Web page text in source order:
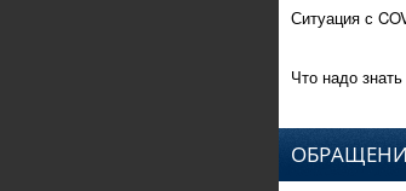
Ситуация с
Что надо